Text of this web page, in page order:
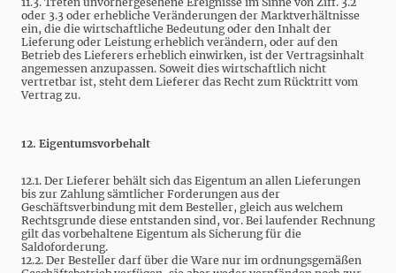
oder 3.3 oder erhebliche Veränderungen der Marktverhältnisse
ein, die die wirtschaftliche Bedeutung oder den Inhalt der
Lieferung oder Leistung erheblich verändern, oder auf den
Betrieb des Lieferers erheblich einwirken, ist der Vertragsinhalt
angemessen anzupassen. Soweit dies wirtschaftlich nicht
vertretbar ist, steht dem Lieferer das Recht zum Rücktritt vom
Vertrag zu.
12. Eigentumsvorbehalt
12.1. Der Lieferer behält sich das Eigentum an allen Lieferungen
bis zur Zahlung sämtlicher Forderungen aus der
Geschäftsverbindung mit dem Besteller, gleich aus welchem
Rechtsgrunde diese entstanden sind, vor. Bei laufender Rechnung
gilt das vorbehaltene Eigentum als Sicherung für die
Saldoforderung.
12.2. Der Besteller darf über die Ware nur im ordnungsgemäßen